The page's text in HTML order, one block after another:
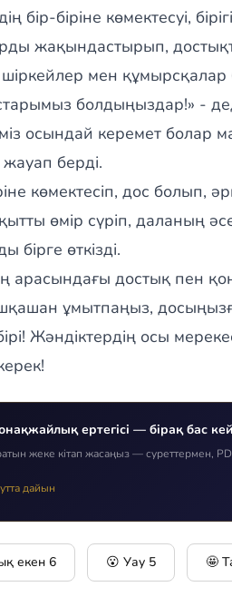
біріне көмектесуі,
жақындастырып,
мен құмырсқалар
болдыңыздар!» -
осындай керемет болар
берді.
көмектесіп, дос болып,
өмір сүріп, даланың
бірге өткізді.
арасындағы достық пен
ұмытпаңыз,
Жәндіктердің осы
ертегісі — бірақ бас
жеке кітап жасаңыз — суреттермен,
дайын
екен 6 😮 Уау 5 🤩